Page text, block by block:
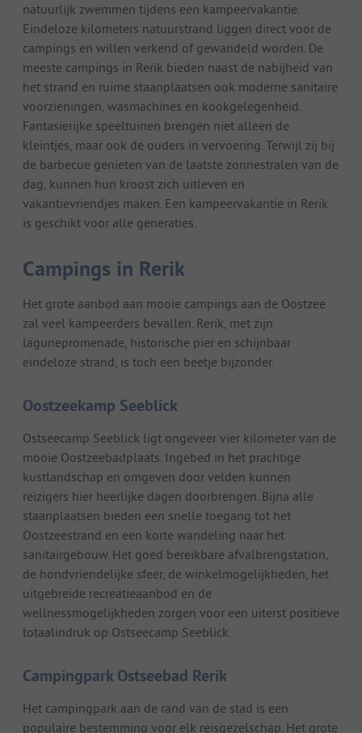
natuurlijk zwemmen tijdens een kampeervakantie.
Eindeloze kilometers natuurstrand liggen direct voor de
campings en willen verkend of gewandeld worden. De
meeste campings in Rerik bieden naast de nabijheid van
het strand en ruime staanplaatsen ook moderne sanitaire
voorzieningen, wasmachines en kookgelegenheid.
Fantasierijke speeltuinen brengen niet alleen de
kleintjes, maar ook de ouders in vervoering. Terwijl zij bij
de barbecue genieten van de laatste zonnestralen van de
dag, kunnen hun kroost zich uitleven en
vakantievriendjes maken. Een kampeervakantie in Rerik
is geschikt voor alle generaties.
Campings in Rerik
Het grote aanbod aan mooie campings aan de Oostzee
zal veel kampeerders bevallen. Rerik, met zijn
lagunepromenade, historische pier en schijnbaar
eindeloze strand, is toch een beetje bijzonder.
Oostzeekamp Seeblick
Ostseecamp Seeblick ligt ongeveer vier kilometer van de
mooie Oostzeebadplaats. Ingebed in het prachtige
kustlandschap en omgeven door velden kunnen
reizigers hier heerlijke dagen doorbrengen. Bijna alle
staanplaatsen bieden een snelle toegang tot het
Oostzeestrand en een korte wandeling naar het
sanitairgebouw. Het goed bereikbare afvalbrengstation,
de hondvriendelijke sfeer, de winkelmogelijkheden, het
uitgebreide recreatieaanbod en de
wellnessmogelijkheden zorgen voor een uiterst positieve
totaalindruk op Ostseecamp Seeblick.
Campingpark Ostseebad Rerik
Het campingpark aan de rand van de stad is een
populaire bestemming voor elk reisgezelschap. Het grote